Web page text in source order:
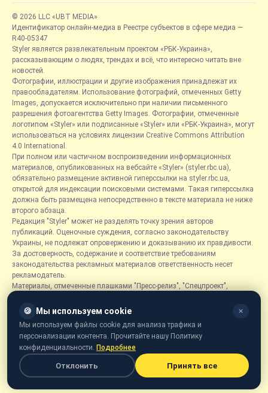
© 2026 LLC «UBT MEDIA»
Идентификатор онлайн-медиа в Реестре субъектов в сфере медиа —
R40-05347
Styler является развлекательным проектом «РБК-Украина»,
рассказывающим о людях, трендах и всё, что интересно читать вне
новостей.
Фотографии, иллюстрации и другие изображения принадлежат их
правообладателям. Использование фотографий, отмеченных Getty
Images, допускается исключительно при наличии письменного
разрешения фотоагентства Getty Images. Фотографии, отмеченные
логотипом «Styler» или подписанные «Styler» или «РБК-Украина», могут
использоваться на условиях лицензии Creative Commons Attribution
4.0 International.
При полном или частичном воспроизведении информационных
материалов, опубликованных на вебсайте «Styler» (styler.rbc.ua),
обязательно размещение активной гиперссылки на styler.rbc.ua,
открытой для индексации поисковыми системами. Такая гиперссылка
должна быть размещена непосредственно в тексте материала не ниже
второго абзаца.
Редакция "Styler" может не разделять точку зрения авторов
публикаций. Оценочные суждения, согласно законодательству
Украины, не подлежат опровержению и доказыванию их правдивости.
За достоверность, содержание и соответствие требованиям
законодательства рекламных материалов ответственность несет
рекламодатель.
Материалы, отмеченные плашками "Пресс-релиз", "Спецпроект",
размещаются на правах рекламы.
Рубрика «Новости компаний» является информационным форматом,
содержащим новости, сообщения и объявления, связанные с
деятельностью компаний, и основывается на информации,
предоставленной соответствующими компаниями. Редакция не несет
ответственности за достоверность такой информации.
Онлайн-медиа «Styler» предназначено для лиц от 21 года.
🍪 Мы используем cookie ✕
Мы используем файлы cookie для анализа трафика и
персонализации контента. Прочитайте нашу Политику
конфиденциальности. Подробнее
Отклонить Принять все